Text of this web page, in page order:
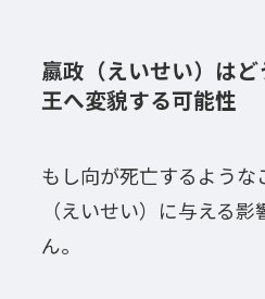
嬴政（えいせい）は
王へ変貌する可能性
もし向が死亡するよう
（えいせい）に与える
ん。